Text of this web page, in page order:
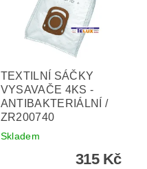
TEXTILNÍ SÁČKY
VYSAVAČE 4KS -
ANTIBAKTERIÁLNÍ /
ZR200740
Skladem
315 Kč